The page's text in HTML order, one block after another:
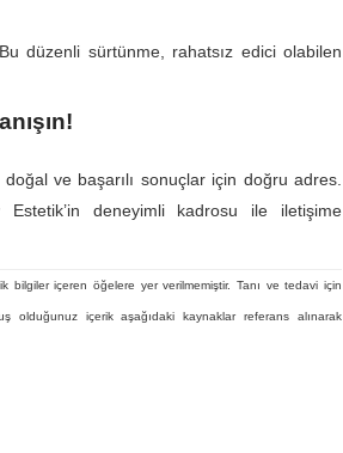
düzenli sürtünme, rahatsız edici olabilen
ve başarılı sonuçlar için doğru adres.
deneyimli kadrosu ile iletişime
bilgiler içeren öğelere yer verilmemiştir. Tanı ve tedavi için
olduğunuz içerik aşağıdaki kaynaklar referans alınarak